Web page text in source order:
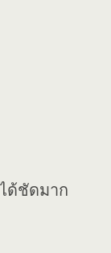
ด้ชัดมาก